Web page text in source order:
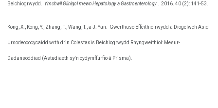
Beichiogrwydd. Ymchwil Glinigol mewn Hepatology a Gastroenterology 2016. 40 (2): 141-53.
Kong, X., Kong, Y., Zhang, F., Wang, T., a J. Yan. Gwerthuso Effeithiolrwydd a Diogelwch Asid
Ursodeococycaidd wrth drin Colestasis Beichiogrwydd Rhyngweithiol: Mesur-
Dadansoddiad (Astudiaeth sy'n cydymffurfio â Prisma).